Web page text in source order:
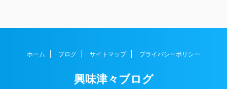
ホーム ブログ サイトマップ プライバシーポリシー
興味津々ブログ